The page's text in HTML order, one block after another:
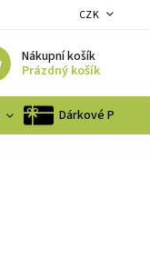
CZK
Nákupní košík
Prázdný košík
Dárkové